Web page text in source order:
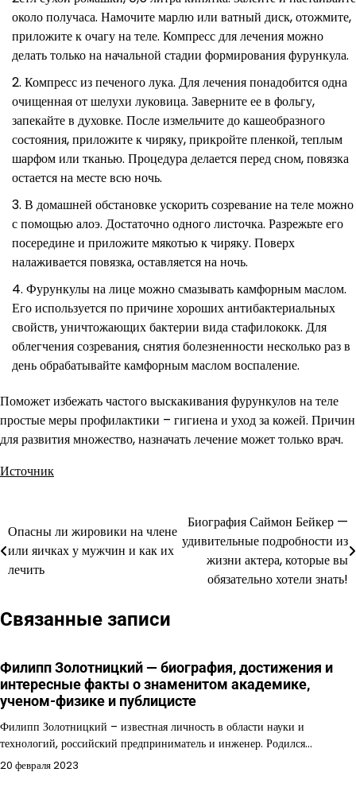
около получаса. Намочите марлю или ватный диск, отожмите,
приложите к очагу на теле. Компресс для лечения можно
делать только на начальной стадии формирования фурункула.
Компресс из печеного лука. Для лечения понадобится одна
очищенная от шелухи луковица. Заверните ее в фольгу,
запекайте в духовке. После измельчите до кашеобразного
состояния, приложите к чиряку, прикройте пленкой, теплым
шарфом или тканью. Процедура делается перед сном, повязка
остается на месте всю ночь.
В домашней обстановке ускорить созревание на теле можно
с помощью алоэ. Достаточно одного листочка. Разрежьте его
посередине и приложите мякотью к чиряку. Поверх
налаживается повязка, оставляется на ночь.
Фурункулы на лице можно смазывать камфорным маслом.
Его используется по причине хороших антибактериальных
свойств, уничтожающих бактерии вида стафилококк. Для
облегчения созревания, снятия болезненности несколько раз в
день обрабатывайте камфорным маслом воспаление.
Поможет избежать частого выскакивания фурункулов на теле
простые меры профилактики – гигиена и уход за кожей. Причин
для развития множество, назначать лечение может только врач.
Источник
Навигация
по
Опасны ли жировики на члене
или яичках у мужчин и как их
лечить
Биография Саймон Бейкер —
удивительные подробности из
жизни актера, которые вы
обязательно хотели знать!
Связанные записи
Филипп Золотницкий — биография, достижения и
интересные факты о знаменитом академике,
ученом-физике и публицисте
Филипп Золотницкий – известная личность в области науки и
технологий, российский предприниматель и инженер. Родился…
20 февраля 2023